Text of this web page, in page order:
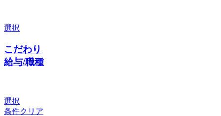
選択
こだわり
給与/職種
選択
条件クリア